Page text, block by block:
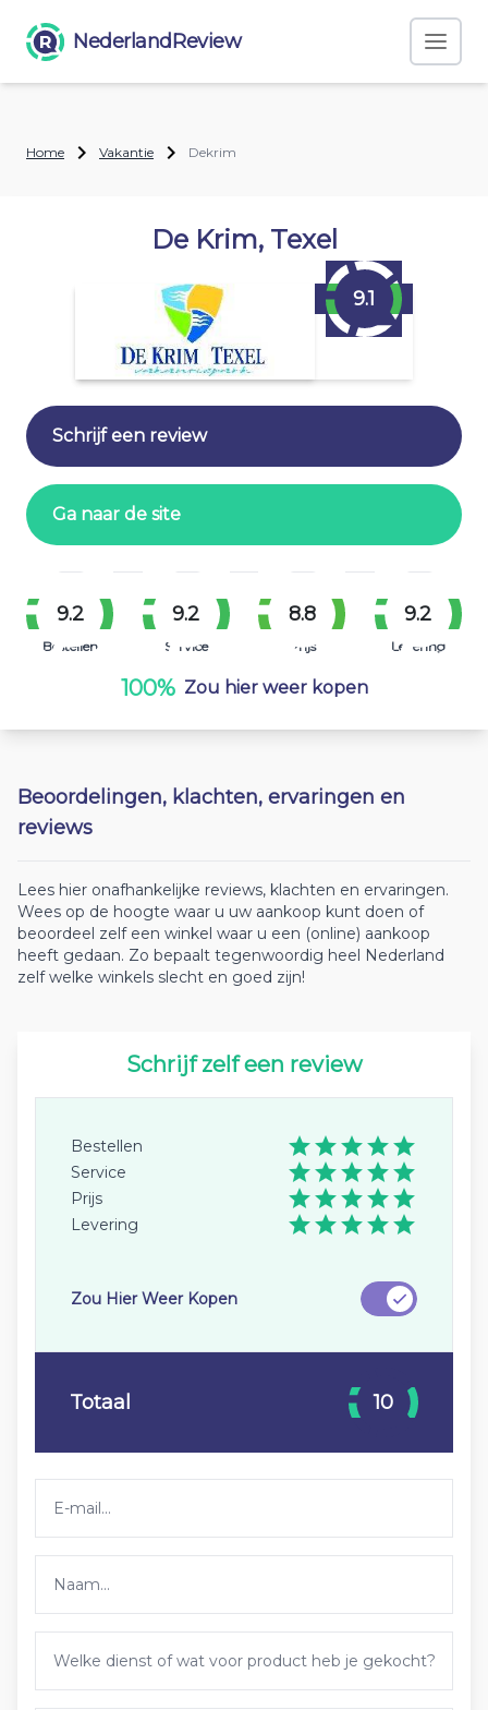
NederlandReview
Home Vakantie Dekrim
De Krim, Texel
9.1
Schrijf een review
Ga naar de site
9.2
Bestellen
9.2
Service
8.8
Prijs
9.2
Levering
100% Zou hier weer kopen
Beoordelingen, klachten, ervaringen en
reviews
Lees hier onafhankelijke reviews, klachten en ervaringen.
Wees op de hoogte waar u uw aankoop kunt doen of
beoordeel zelf een winkel waar u een (online) aankoop
heeft gedaan. Zo bepaalt tegenwoordig heel Nederland
zelf welke winkels slecht en goed zijn!
Schrijf zelf een review
Bestellen
Service
Prijs
Levering
Zou Hier Weer Kopen
Totaal 10